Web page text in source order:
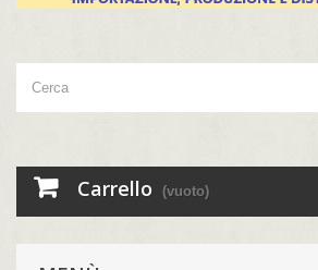
Carrello (vuoto)